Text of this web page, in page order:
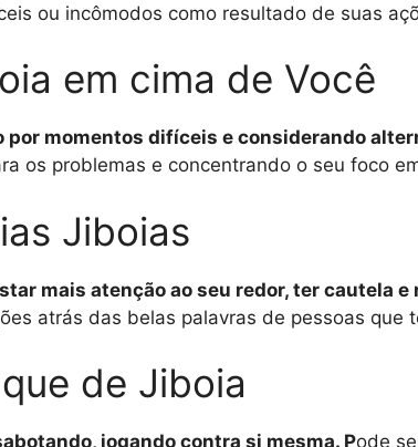
ou incômodos como resultado de suas
em cima de Você
por momentos difíceis e considerando
os problemas e concentrando o seu foco
Jiboias
mais atenção ao seu redor, ter cautela e
atrás das belas palavras de pessoas que
de Jiboia
jogando contra si mesma. Pode